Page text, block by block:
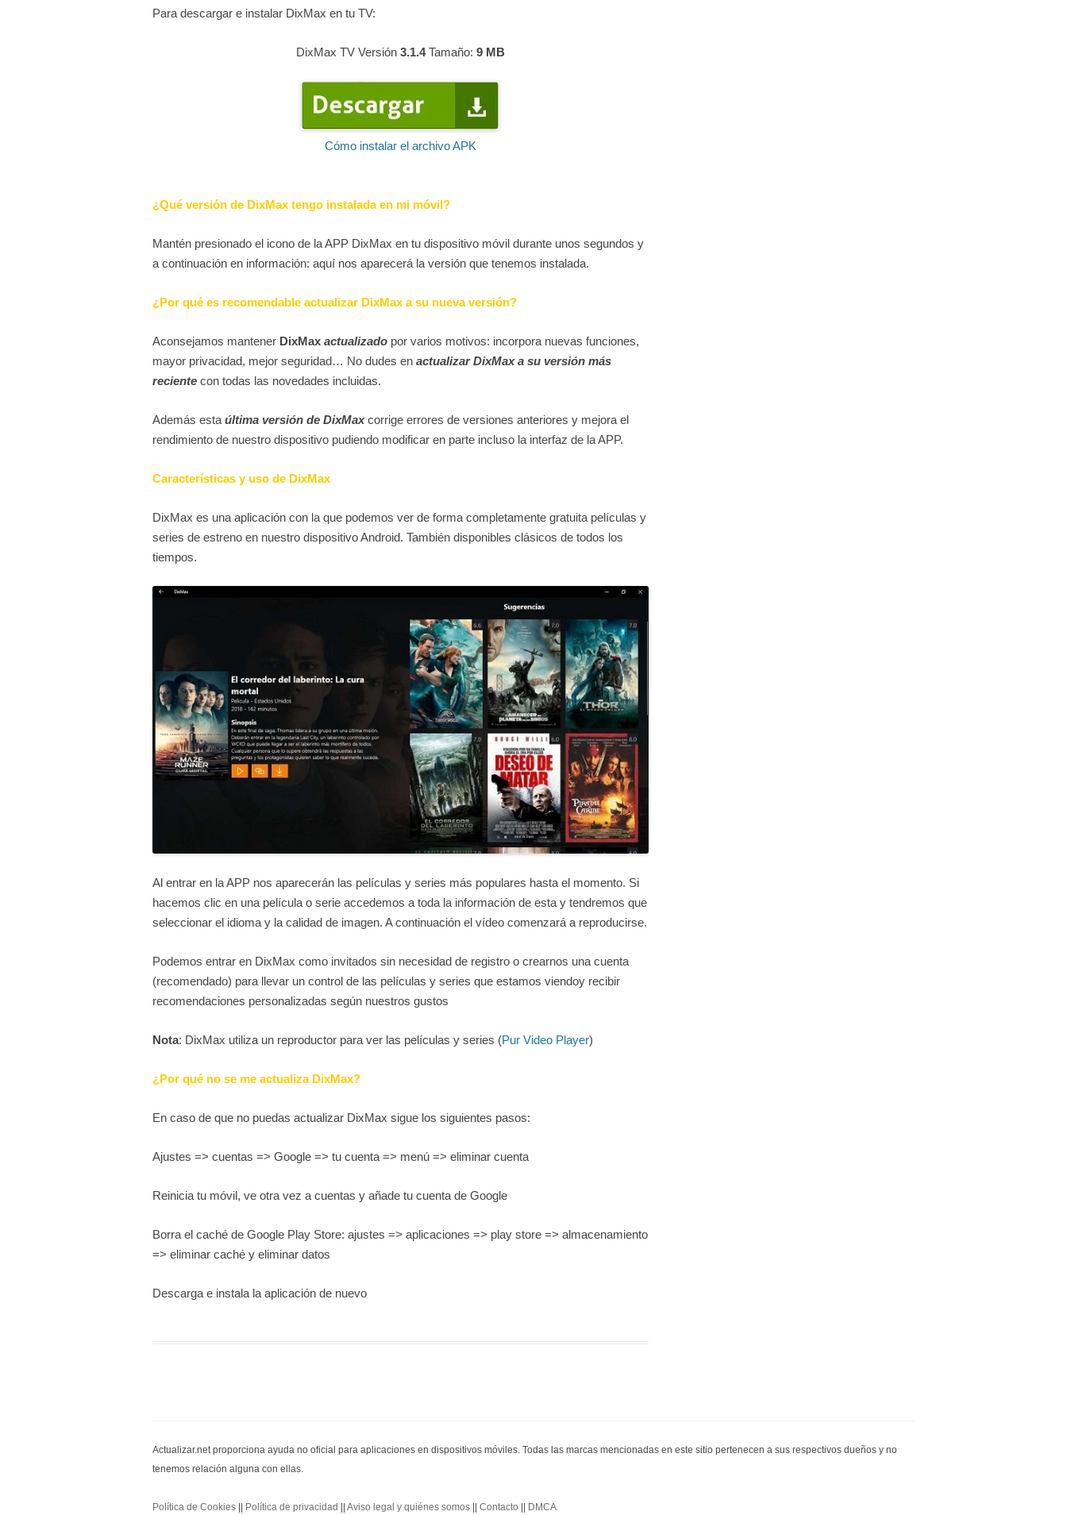
Para descargar e instalar DixMax en tu TV:
DixMax TV Versión 3.1.4Tamaño: 9 MB
Cómo instalar el archivo APK
¿Qué versión de DixMax tengo instalada en mi móvil?
Mantén presionado el icono de la APP DixMax en tu dispositivo móvil durante unos segundos y
a continuación en información: aquí nos aparecerá la versión que tenemos instalada.
¿Por qué es recomendable actualizar DixMax a su nueva versión?
Aconsejamos mantener DixMax actualizado por varios motivos: incorpora nuevas funciones,
mayor privacidad, mejor seguridad… No dudes en actualizar DixMax a su versión más
reciente con todas las novedades incluidas.
Además esta última versión de DixMaxcorrige errores de versiones anteriores y mejora el
rendimiento de nuestro dispositivo pudiendo modificar en parte incluso la interfaz de la APP.
Características y uso de DixMax
DixMax es una aplicación con la que podemos ver de forma completamente gratuita películas y
series de estreno en nuestro dispositivo Android. También disponibles clásicos de todos los
tiempos.
Al entrar en la APP nos aparecerán las películas y series más populares hasta el momento. Si
hacemos clic en una película o serie accedemos a toda la información de esta y tendremos que
seleccionar el idioma y la calidad de imagen. A continuación el vídeo comenzará a reproducirse.
Podemos entrar en DixMax como invitados sin necesidad de registro o crearnos una cuenta
(recomendado) para llevar un control de las películas y series que estamos viendoy recibir
recomendaciones personalizadas según nuestros gustos
Nota: DixMax utiliza un reproductor para ver las películas y series (Pur Video Player)
¿Por qué no se me actualiza DixMax?
En caso de que no puedas actualizar DixMax sigue los siguientes pasos:
Ajustes => cuentas => Google => tu cuenta => menú => eliminar cuenta
Reinicia tu móvil, ve otra vez a cuentas y añade tu cuenta de Google
Borra el caché de Google Play Store: ajustes => aplicaciones => play store => almacenamiento
=> eliminar caché y eliminar datos
Descarga e instala la aplicación de nuevo
Actualizar.net proporciona ayuda no oficial para aplicaciones en dispositivos móviles. Todas las marcas mencionadas en este sitio pertenecen a sus respectivos dueños y no
tenemos relación alguna con ellas.
Política de Cookies || Política de privacidad || Aviso legal y quiénes somos || Contacto || DMCA